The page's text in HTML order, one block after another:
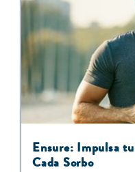
Ensure: Impulsa
Cada Sorbo